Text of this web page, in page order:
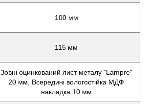
100 мм
115 мм
Зовні оцинкований лист металу "Lampre"
20 мм, Всередині вологостійка МДФ
накладка 10 мм